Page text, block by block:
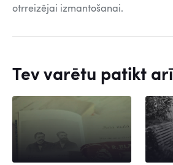
otrreizējai izmantošanai.
Tev varētu patikt arī